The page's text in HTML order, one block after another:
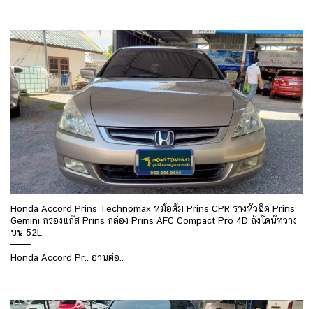
Honda Accord Prins Technomax หม้อต้ม Prins CPR รางหัวฉีด Prins
Gemini กรองแก๊ส Prins กล่อง Prins AFC Compact Pro 4D ถังโดนัทวาง
บน 52L
Honda Accord Pr.. อ่านต่อ..